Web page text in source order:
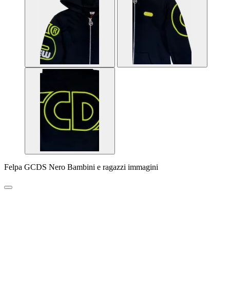
Felpa GCDS Nero Bambini e ragazzi immagini